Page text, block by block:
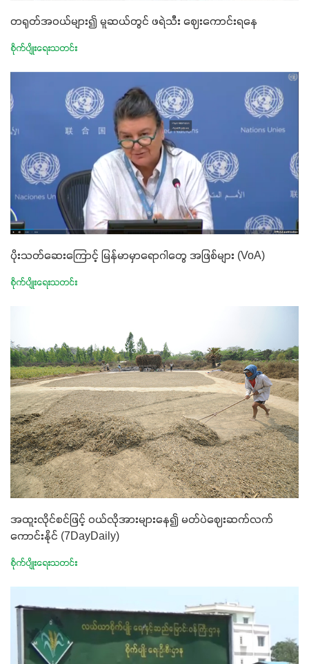
တရုတ်အဝယ်များ၍ မူဆယ်တွင် ဖရဲသီး ဈေးကောင်းရနေ
စိုက်ပျိုးရေးသတင်း
ပိုးသတ်ဆေးကြောင့် မြန်မာမှာရောဂါတွေ အဖြစ်များ (VoA)
စိုက်ပျိုးရေးသတင်း
အထူးလိုင်စင်ဖြင့် ဝယ်လိုအားများနေ၍ မတ်ပဲဈေးဆက်လက်
ကောင်းနိုင် (7DayDaily)
စိုက်ပျိုးရေးသတင်း